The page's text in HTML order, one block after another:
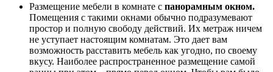
Размещение мебели в комнате с панорамным окном.
Помещения с такими окнами обычно подразумевают
простор и полную свободу действий. Их метраж ничем
не уступает настоящим комнатам. Это дает вам
возможность расставить мебель как угодно, по своему
вкусу. Наиболее распространенное размещение самой